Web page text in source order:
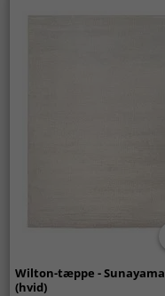
Wilton-tæppe - Sunayama
(hvid)